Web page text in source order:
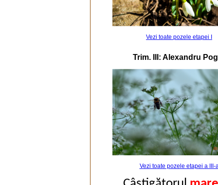
Vezi toate pozele etapei I
Trim. III: Alexandru
Vezi toate pozele etapei a III-